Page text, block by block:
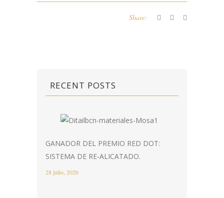
Share:
RECENT POSTS
GANADOR DEL PREMIO RED DOT:
SISTEMA DE RE-ALICATADO.
28 julio, 2026